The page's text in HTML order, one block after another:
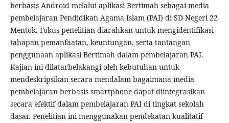
berbasis Android melalui aplikasi Bertimah sebagai media
pembelajaran Pendidikan Agama Islam (PAI) di SD Negeri 22
Mentok. Fokus penelitian diarahkan untuk mengidentifikasi
tahapan pemanfaatan, keuntungan, serta tantangan
penggunaan aplikasi Bertimah dalam pembelajaran PAI.
Kajian ini dilatarbelakangi oleh kebutuhan untuk
mendeskripsikan secara mendalam bagaimana media
pembelajaran berbasis smartphone dapat diintegrasikan
secara efektif dalam pembelajaran PAI di tingkat sekolah
dasar. Penelitian ini menggunakan pendekatan kualitatif